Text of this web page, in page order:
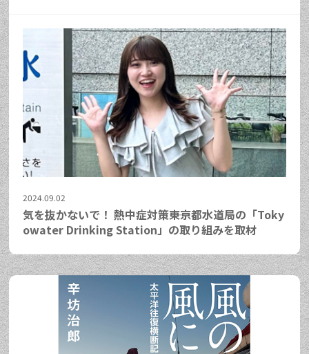
2024.09.02
気を抜かないで！ 熱中症対策――東京都水道局の「Toky
owater Drinking Station」の取り組みを取材